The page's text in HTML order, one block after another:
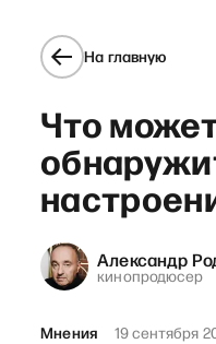
На главную
Что
Александр
кинопродюсер
Мнения 19 сентября